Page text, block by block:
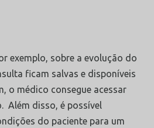
exemplo, sobre a evolução do
ficam salvas e disponíveis
o médico consegue acessar
Além disso, é possível
do paciente para um